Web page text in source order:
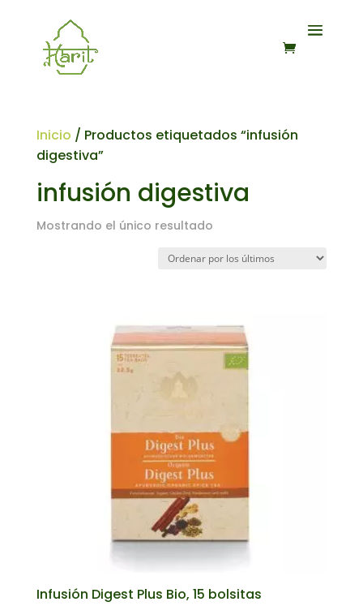
Inicio / Productos etiquetados “infusión
digestiva”
infusión digestiva
Mostrando el único resultado
Infusión Digest Plus Bio, 15 bolsitas